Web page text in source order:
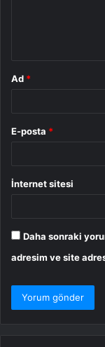
Ad *
E-posta *
İnternet sitesi
Daha sonraki
adresim ve site